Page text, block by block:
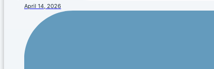
April 14, 2026